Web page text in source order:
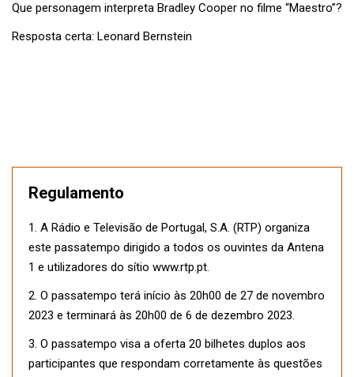
Que personagem interpreta Bradley Cooper no filme “Maestro”?
Resposta certa: Leonard Bernstein
Regulamento
1. A Rádio e Televisão de Portugal, S.A. (RTP) organiza
este passatempo dirigido a todos os ouvintes da Antena
1 e utilizadores do sítio www.rtp.pt.
2. O passatempo terá início às 20h00 de 27 de novembro
2023 e terminará às 20h00 de 6 de dezembro 2023.
3. O passatempo visa a oferta 20 bilhetes duplos aos
participantes que respondam corretamente às questões